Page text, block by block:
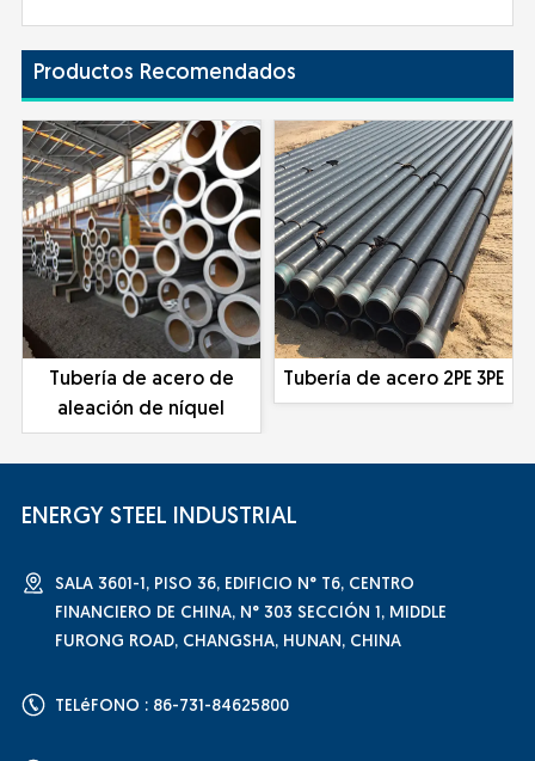
Productos Recomendados
Tubería de acero de
aleación de níquel
Tubería de acero 2PE 3PE
ENERGY STEEL INDUSTRIAL
SALA 3601-1, PISO 36, EDIFICIO N° T6, CENTRO
FINANCIERO DE CHINA, N° 303 SECCIÓN 1, MIDDLE
FURONG ROAD, CHANGSHA, HUNAN, CHINA
TELéFONO : 86-731-84625800